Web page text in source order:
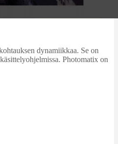
dynamiikkaa. Se on
Photomatix on